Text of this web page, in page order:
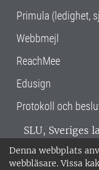
Denna webbplats
webbläsare. Vissa
Primula (ledighet,
Webbmejl
ReachMee
Edusign
Protokoll och
SLU, Sveriges
verksamhet
Alnarp,